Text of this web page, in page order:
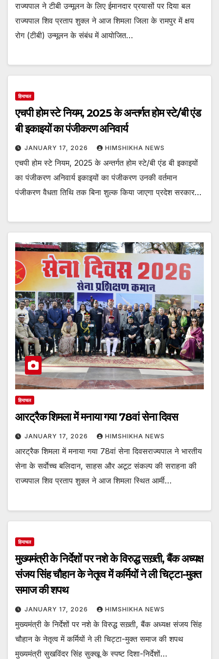
राज्यपाल ने टीबी उन्मूलन के लिए ईमानदार प्रयासों पर दिया बल
राज्यपाल शिव प्रताप शुक्ल ने आज शिमला जिला के रामपुर में क्षय
रोग (टीबी) उन्मूलन के संबंध में आयोजित…
हिमाचल
एचपी होम स्टे नियम, 2025 के अन्तर्गत होम स्टे/बी एंड
बी इकाइयों का पंजीकरण अनिवार्य
JANUARY 17, 2026 HIMSHIKHA NEWS
एचपी होम स्टे नियम, 2025 के अन्तर्गत होम स्टे/बी एंड बी इकाइयों
का पंजीकरण अनिवार्य इकाइयों का पंजीकरण उनकी वर्तमान
पंजीकरण वैधता तिथि तक बिना शुल्क किया जाएगा प्रदेश सरकार…
हिमाचल
आरट्रैक शिमला में मनाया गया 78वां सेना दिवस
JANUARY 17, 2026 HIMSHIKHA NEWS
आरट्रैक शिमला में मनाया गया 78वां सेना दिवसराज्यपाल ने भारतीय
सेना के सर्वाेच्च बलिदान, साहस और अटूट संकल्प की सराहना की
राज्यपाल शिव प्रताप शुक्ल ने आज शिमला स्थित आर्मी…
हिमाचल
मुख्यमंत्री के निर्देशों पर नशे के विरुद्ध सख़्ती, बैंक अध्यक्ष
संजय सिंह चौहान के नेतृत्व में कर्मियों ने ली चिट्टा-मुक्त
समाज की शपथ
JANUARY 17, 2026 HIMSHIKHA NEWS
मुख्यमंत्री के निर्देशों पर नशे के विरुद्ध सख़्ती, बैंक अध्यक्ष संजय सिंह
चौहान के नेतृत्व में कर्मियों ने ली चिट्टा-मुक्त समाज की शपथ
मुख्यमंत्री सुखविंदर सिंह सुक्खू के स्पष्ट दिशा-निर्देशों…